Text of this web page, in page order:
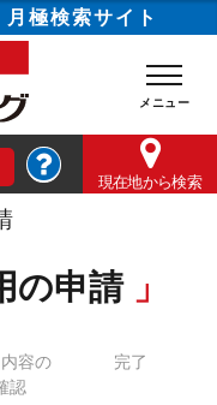
月極検索サイト
現在地から検索
の申請
容の
認
完了